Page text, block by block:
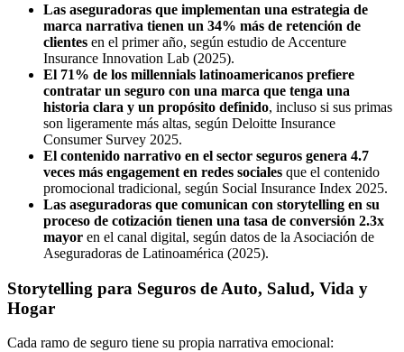
Las aseguradoras que implementan una estrategia de
marca narrativa tienen un 34% más de retención de
clientes en el primer año, según estudio de Accenture
Insurance Innovation Lab (2025).
El 71% de los millennials latinoamericanos prefiere
contratar un seguro con una marca que tenga una
historia clara y un propósito definido, incluso si sus primas
son ligeramente más altas, según Deloitte Insurance
Consumer Survey 2025.
El contenido narrativo en el sector seguros genera 4.7
veces más engagement en redes sociales que el contenido
promocional tradicional, según Social Insurance Index 2025.
Las aseguradoras que comunican con storytelling en su
proceso de cotización tienen una tasa de conversión 2.3x
mayor en el canal digital, según datos de la Asociación de
Aseguradoras de Latinoamérica (2025).
Storytelling para Seguros de Auto, Salud, Vida y
Hogar
Cada ramo de seguro tiene su propia narrativa emocional: